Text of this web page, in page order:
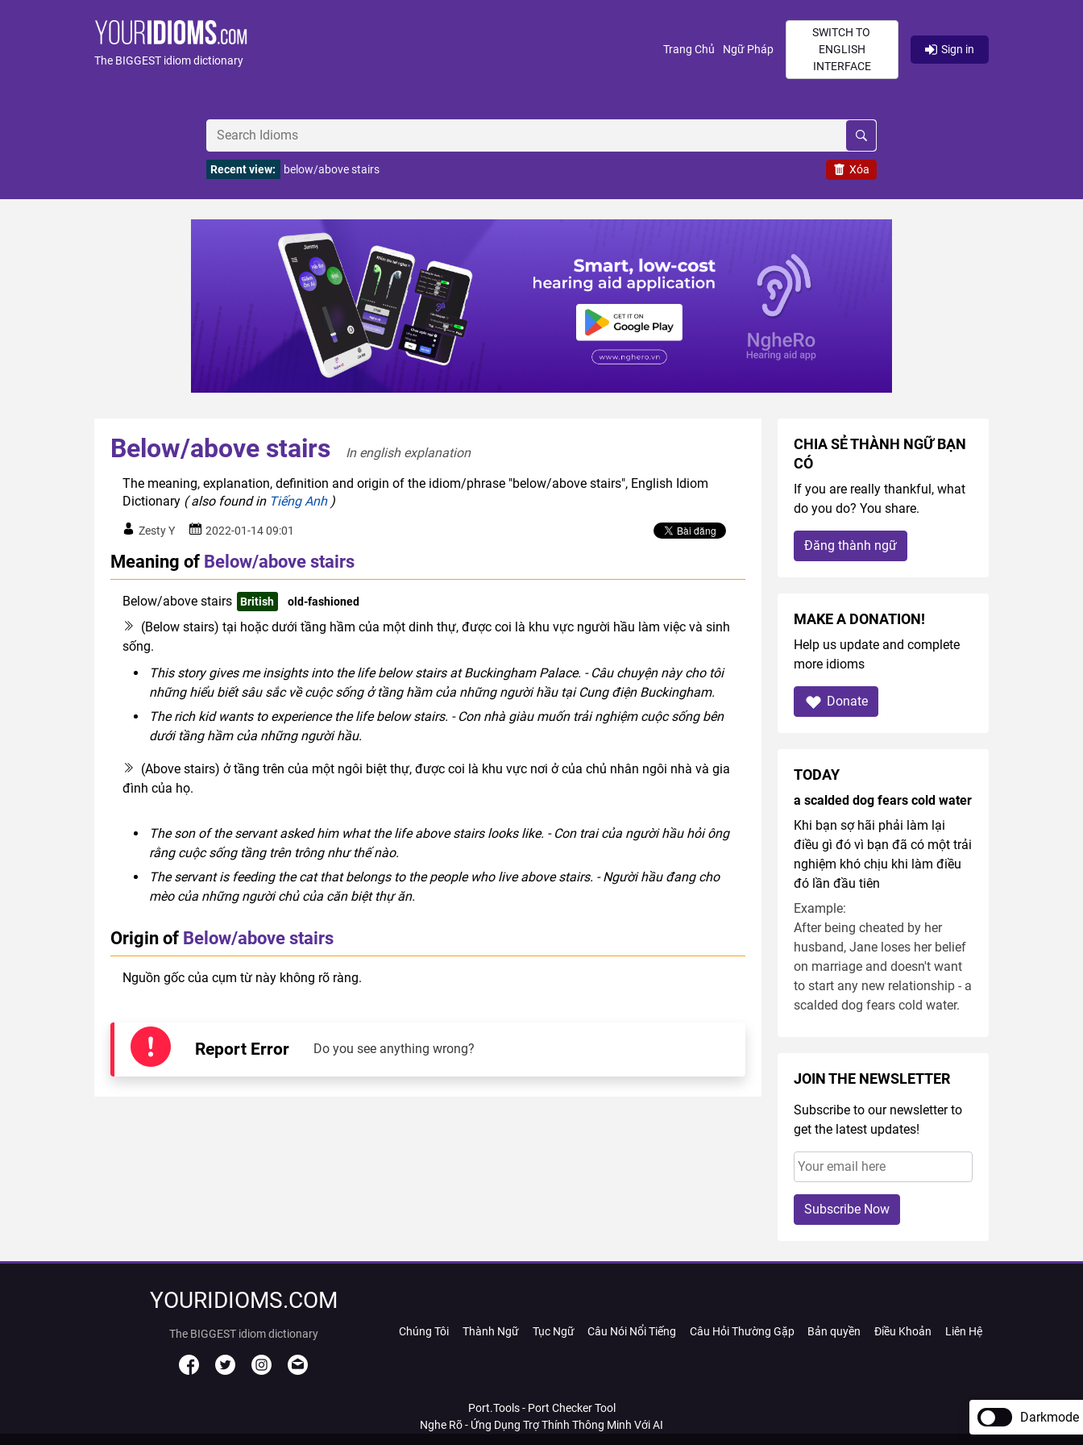
The BIGGEST idiom dictionary
Trang Chủ (current)
Ngữ Pháp(current)
SWITCH TO
ENGLISH
INTERFACE
Sign in
Xóa
Recent view: below/above stairs
Below/above stairs
In english explanation
The meaning, explanation, definition and origin of the idiom/phrase "below/above stairs", English Idiom
Dictionary ( also found in Tiếng Anh)
Zesty Y 2022-01-14 09:01
Meaning of Below/above stairs
Below/above stairs British old-fashioned
(Below stairs) tại hoặc dưới tầng hầm của một dinh thự, được coi là khu vực người hầu làm việc và sinh
sống.
This story gives me insights into the life below stairs at Buckingham Palace. - Câu chuyện này cho tôi
những hiểu biết sâu sắc về cuộc sống ở tầng hầm của những người hầu tại Cung điện Buckingham.
The rich kid wants to experience the life below stairs. - Con nhà giàu muốn trải nghiệm cuộc sống bên
dưới tầng hầm của những người hầu.
(Above stairs) ở tầng trên của một ngôi biệt thự, được coi là khu vực nơi ở của chủ nhân ngôi nhà và gia
đình của họ.
The son of the servant asked him what the life above stairs looks like. - Con trai của người hầu hỏi ông
rằng cuộc sống tầng trên trông như thế nào.
The servant is feeding the cat that belongs to the people who live above stairs. - Người hầu đang cho
mèo của những người chủ của căn biệt thự ăn.
Origin of Below/above stairs
Nguồn gốc của cụm từ này không rõ ràng.
Report Error Do you see anything wrong?
CHIA SẺ THÀNH NGỮ BẠN
CÓ
If you are really thankful, what
do you do? You share.
Đăng thành ngữ
MAKE A DONATION!
Help us update and complete
more idioms
Donate
TODAY
a scalded dog fears cold water
Khi bạn sợ hãi phải làm lại
điều gì đó vì bạn đã có một trải
nghiệm khó chịu khi làm điều
đó lần đầu tiên
Example:
After being cheated by her
husband, Jane loses her belief
on marriage and doesn't want
to start any new relationship - a
scalded dog fears cold water.
JOIN THE NEWSLETTER
Subscribe to our newsletter to
get the latest updates!
Subscribe Now
YOURIDIOMS.COM
The BIGGEST idiom dictionary Chúng Tôi Thành Ngữ Tục Ngữ Câu Nói Nổi Tiếng Câu Hỏi Thường Gặp Bản quyền Điều Khoản Liên Hệ
Port.Tools - Port Checker Tool
Nghe Rõ - Ứng Dụng Trợ Thính Thông Minh Với AI
Darkmode